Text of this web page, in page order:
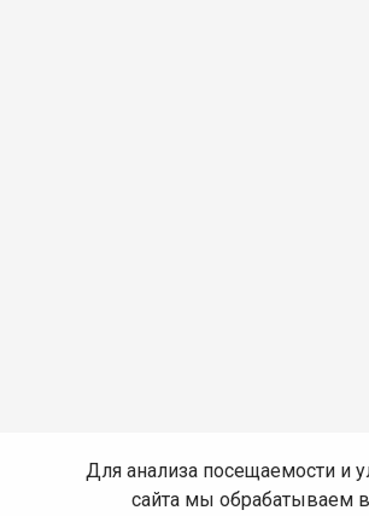
Для анализа посещаемости и
сайта мы обрабатываем